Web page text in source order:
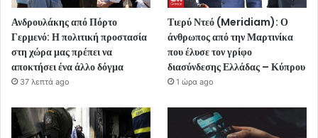
Ανδρουλάκης από Πόρτο
Γερμενό: Η πολιτική προστασία
στη χώρα μας πρέπει να
αποκτήσει ένα άλλο δόγμα
37 λεπτά ago
Τιερύ Ντεό (Meridiam): Ο
άνθρωπος από την Μαρτινίκα
που έλυσε τον γρίφο
διασύνδεσης Ελλάδας – Κύπρου
1 ώρα ago